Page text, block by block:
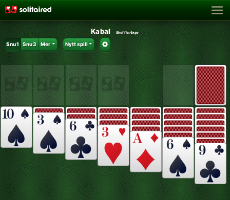
Kabal Shuffle:6xgv
Snu 1 Snu 3 Mer Nytt spill